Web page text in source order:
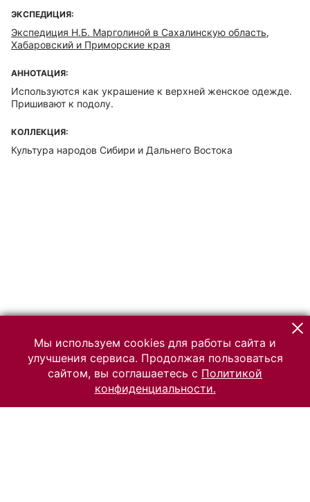
ЭКСПЕДИЦИЯ:
Экспедиция Н.Б. Марголиной в Сахалинскую область,
Хабаровский и Приморские края
АННОТАЦИЯ:
Используются как украшение к верхней женское одежде.
Пришивают к подолу.
КОЛЛЕКЦИЯ:
Культура народов Сибири и Дальнего Востока
Мы используем cookies для работы сайта и
улучшения сервиса. Продолжая пользоваться
сайтом, вы соглашаетесь с Политикой
конфиденциальности.